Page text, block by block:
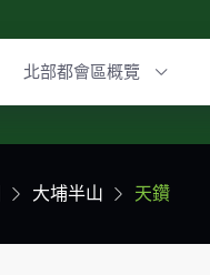
北部都會區概覽
大埔半山 天鑽